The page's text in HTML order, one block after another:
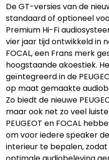
De GT-versies van de
standaard of optioneel
Premium Hi-Fi
vier jaar tijd ontwikkeld in
FOCAL, een Frans merk
hoogstaande akoestiek.
geïntegreerd in de
op maat gemaakte
Zo biedt de nieuwe
maar ook net zo veel
PEUGEOT en FOCAL
om voor iedere speaker
interieur te bepalen,